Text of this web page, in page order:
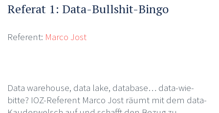
Referat 1: Data-Bullshit-Bingo
Referent: Marco Jost
Data warehouse, data lake, database… data-wie-
bitte? IOZ-Referent Marco Jost räumt mit dem data-